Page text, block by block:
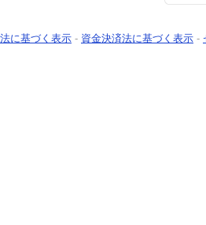
に基づく表示 - 資金決済法に基づく表示 -